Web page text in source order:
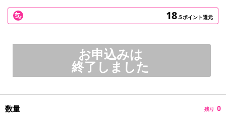
18.5ポイント還元
お申込みは
終了しました
数量 残り 0